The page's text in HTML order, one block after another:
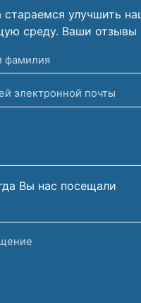
стараемся улучшить
среду. Ваши отзывы
Вы нас посещали